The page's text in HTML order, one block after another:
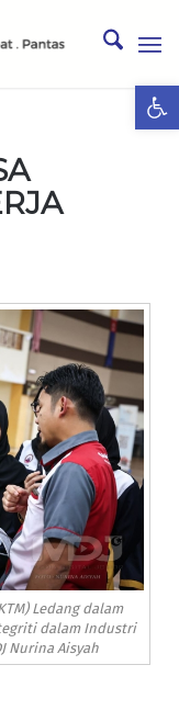
Ledang dalam
dalam Industri
Nurina Aisyah